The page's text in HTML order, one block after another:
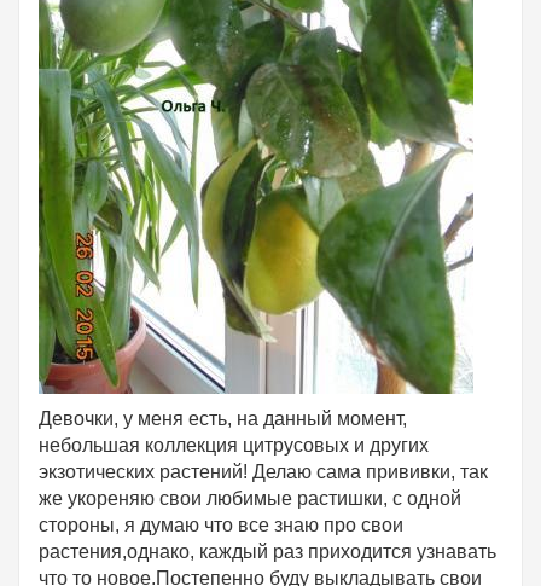
Девочки, у меня есть, на данный момент,
небольшая коллекция цитрусовых и других
экзотических растений! Делаю сама прививки, так
же укореняю свои любимые растишки, с одной
стороны, я думаю что все знаю про свои
растения,однако, каждый раз приходится узнавать
что то новое.Постепенно буду выкладывать свои